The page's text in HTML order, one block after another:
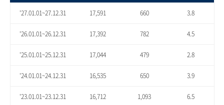
'27.01.01~27.12.31 17,591 660 3.8
'26.01.01~26.12.31 17,392 782 4.5
'25.01.01~25.12.31 17,044 479 2.8
'24.01.01~24.12.31 16,535 650 3.9
'23.01.01~23.12.31 16,712 1,093 6.5